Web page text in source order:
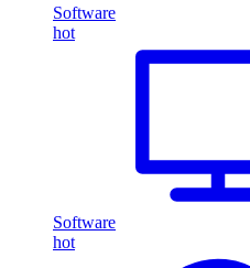
Software
hot
Software
hot